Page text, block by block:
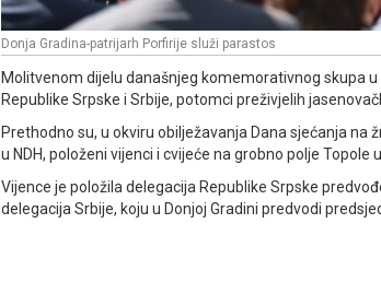
Donja Gradina-patrijarh Porfirije služi parastos
Molitvenom dijelu današnjeg komemorativnog skupa
Republike Srpske i Srbije, potomci preživjelih
Prethodno su, u okviru obilježavanja Dana sjećanja
u NDH, položeni vijenci i cvijeće na grobno polje Topole
Vijence je položila delegacija Republike Srpske
delegacija Srbije, koju u Donjoj Gradini predvodi